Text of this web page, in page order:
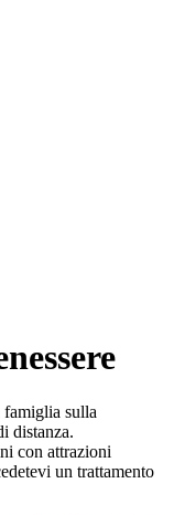
famiglia sulla
distanza.
con attrazioni
un trattamento